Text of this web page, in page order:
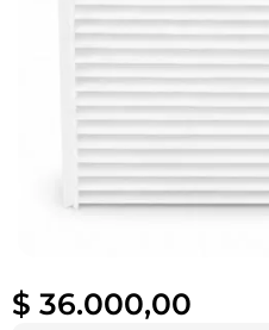
$ 36.000,00